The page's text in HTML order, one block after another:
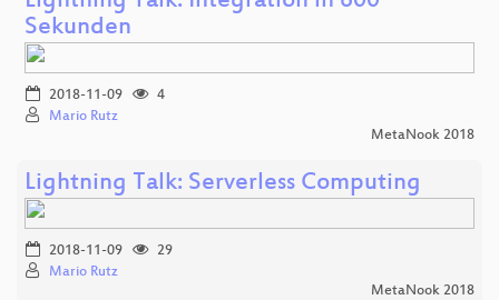
Sekunden
2018-11-09
4
Mario Rutz
MetaNook 2018
Lightning Talk: Serverless Computing
2018-11-09
29
Mario Rutz
MetaNook 2018